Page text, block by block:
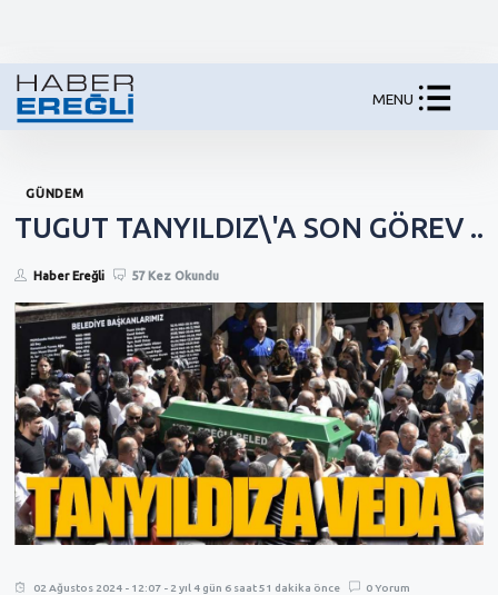
MENU
GÜNDEM
TUGUT TANYILDIZ\'A SON GÖREV ..
Haber Ereğli 57 Kez Okundu
02 Ağustos 2024 - 12:07 - 2 yıl 4 gün 6 saat 51 dakika önce 0 Yorum